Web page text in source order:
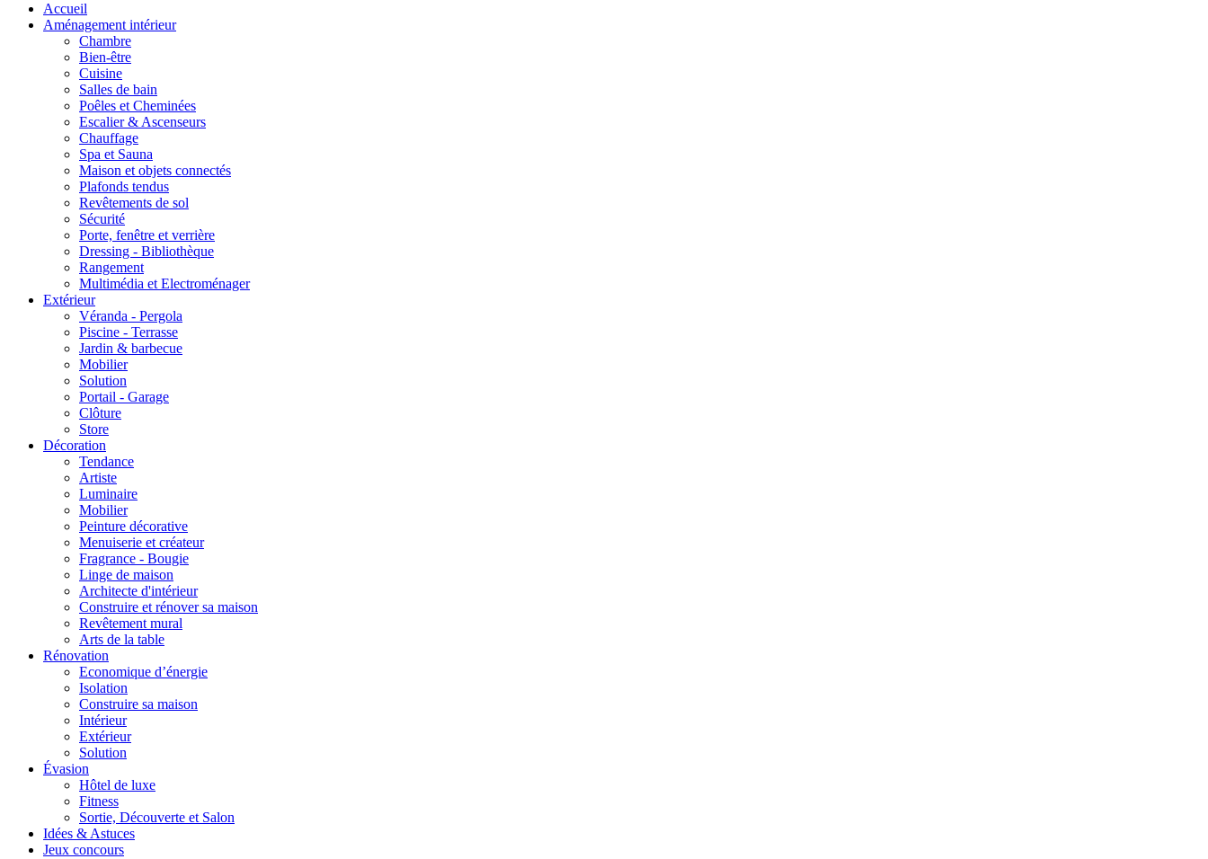
Accueil
Aménagement intérieur
Chambre
Bien-être
Cuisine
Salles de bain
Poêles et Cheminées
Escalier & Ascenseurs
Chauffage
Spa et Sauna
Maison et objets connectés
Plafonds tendus
Revêtements de sol
Sécurité
Porte, fenêtre et verrière
Dressing - Bibliothèque
Rangement
Multimédia et Electroménager
Extérieur
Véranda - Pergola
Piscine - Terrasse
Jardin & barbecue
Mobilier
Solution
Portail - Garage
Clôture
Store
Décoration
Tendance
Artiste
Luminaire
Mobilier
Peinture décorative
Menuiserie et créateur
Fragrance - Bougie
Linge de maison
Architecte d'intérieur
Construire et rénover sa maison
Revêtement mural
Arts de la table
Rénovation
Economique d’énergie
Isolation
Construire sa maison
Intérieur
Extérieur
Solution
Évasion
Hôtel de luxe
Fitness
Sortie, Découverte et Salon
Idées & Astuces
Jeux concours